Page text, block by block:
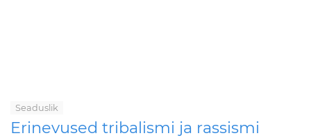
Seaduslik
Erinevused tribalismi ja rassismi